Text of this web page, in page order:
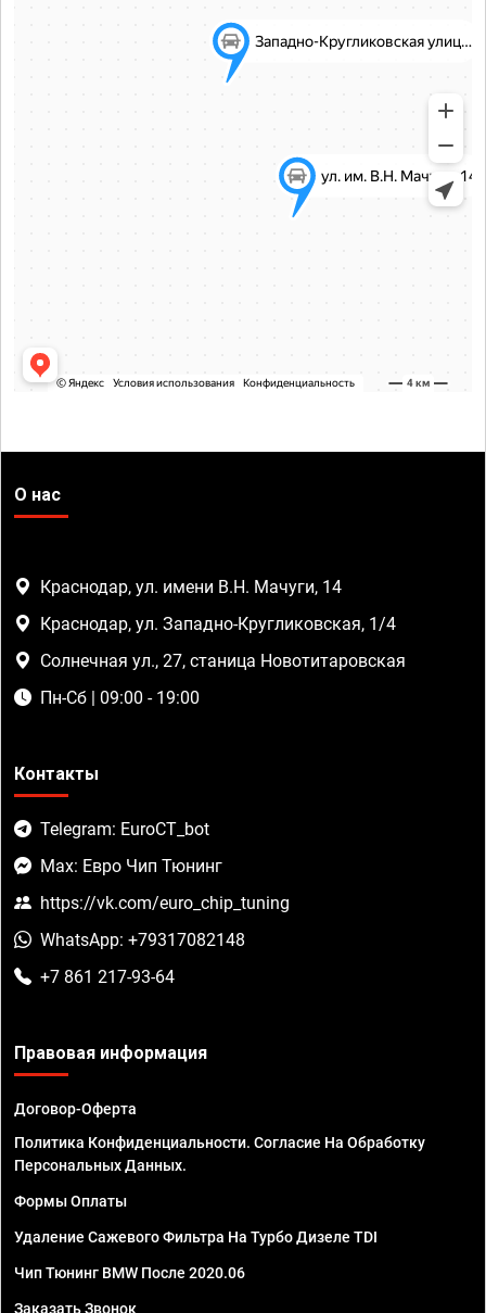
О нас
Краснодар, ул. имени В.Н. Мачуги, 14
Краснодар, ул. Западно-Кругликовская, 1/4
Солнечная ул., 27, станица Новотитаровская
Пн-Сб | 09:00 - 19:00
Контакты
Telegram: EuroCT_bot
Max: Евро Чип Тюнинг
https://vk.com/euro_chip_tuning
WhatsApp: +79317082148
+7 861 217-93-64
Правовая информация
Договор-Оферта
Политика Конфиденциальности. Согласие На Обработку
Персональных Данных.
Формы Оплаты
Удаление Сажевого Фильтра На Турбо Дизеле TDI
Чип Тюнинг BMW После 2020.06
Заказать Звонок